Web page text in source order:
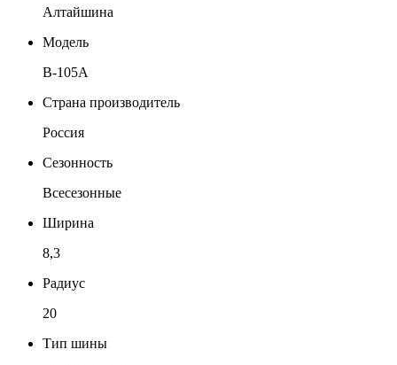
Алтайшина
Модель
В-105А
Страна производитель
Россия
Сезонность
Всесезонные
Ширина
8,3
Радиус
20
Тип шины